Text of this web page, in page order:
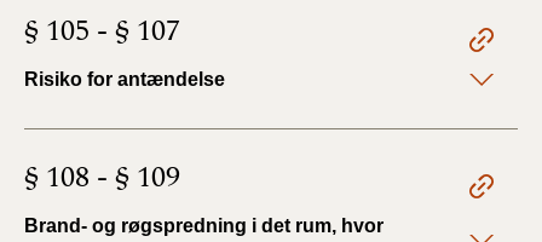
§ 105 - § 107
Risiko for antændelse
§ 108 - § 109
Brand- og røgspredning i det rum, hvor